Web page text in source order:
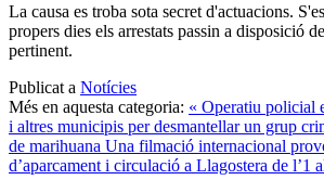
La causa es troba sota secret d'actuacions.
propers dies els arrestats passin a disposició
pertinent.
Publicat a Notícies
Més en aquesta categoria: « Operatiu policial
i altres municipis per desmantellar un grup
de marihuana Una filmació internacional
d’aparcament i circulació a Llagostera de l’1